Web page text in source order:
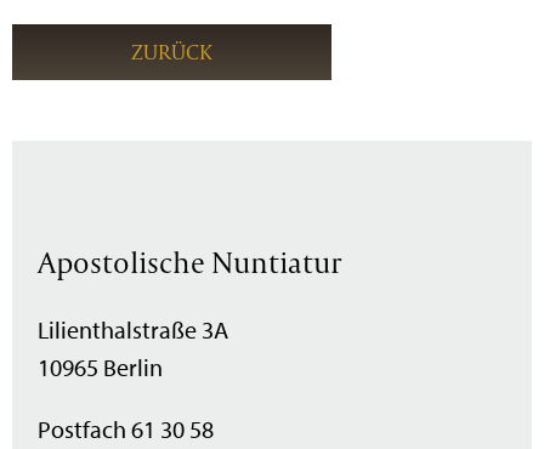
ZURÜCK
Apostolische Nuntiatur
Lilienthalstraße 3A
10965 Berlin
Postfach 61 30 58